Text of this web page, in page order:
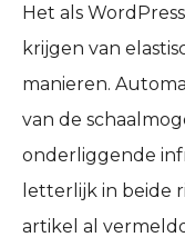
Het als
krijgen van
manieren.
van de
onderliggende
letterlijk in beide
artikel al